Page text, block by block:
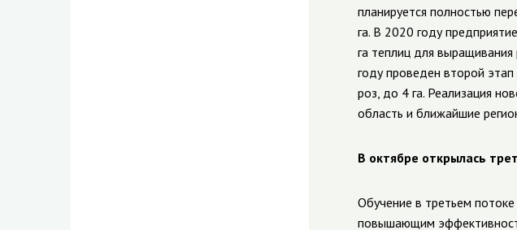
планируется полностью
га. В 2020 году
га теплиц для
году проведен второй
роз, до 4 га. Реализация
область и ближайшие
В октябре открылась
Обучение в третьем
повышающим